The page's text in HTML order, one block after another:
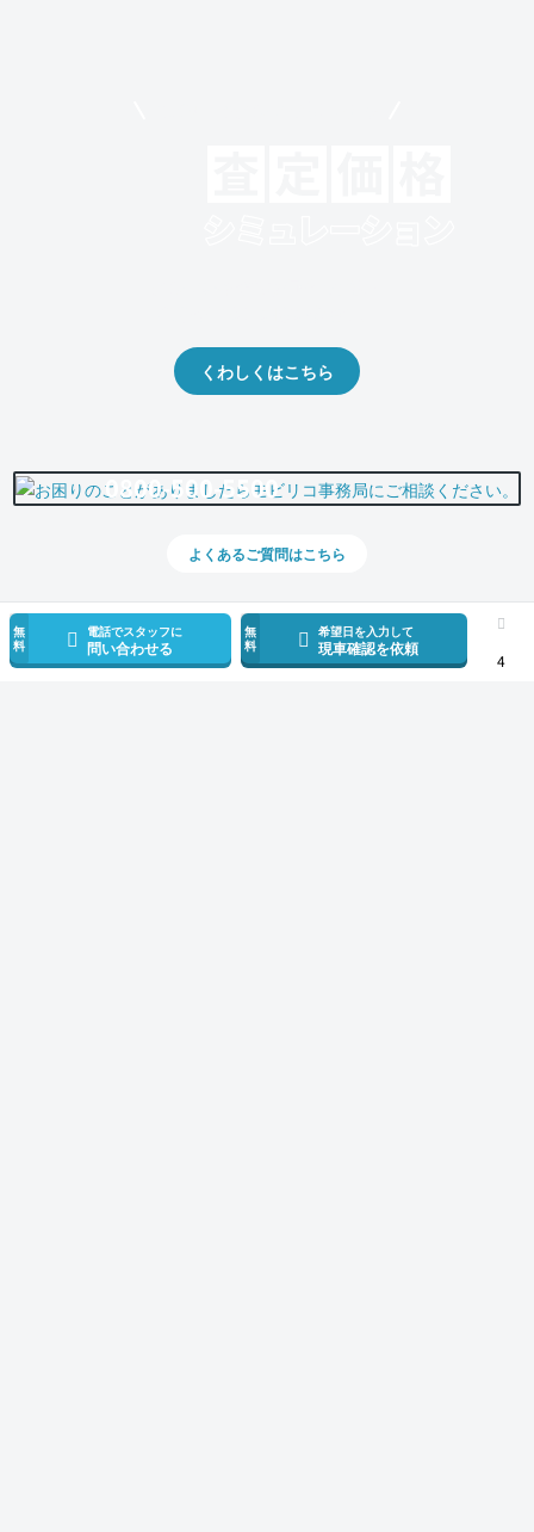
無
料
電話でスタッフに
問い合わせる
無
料
希望日を入力して
現車確認を依頼
4
くわしくはこちら
0800-500-5500
よくあるご質問はこちら